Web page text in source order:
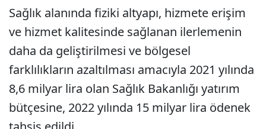
Sağlık alanında fiziki altyapı, hizmete erişim
ve hizmet kalitesinde sağlanan ilerlemenin
daha da geliştirilmesi ve bölgesel
farklılıkların azaltılması amacıyla 2021 yılında
8,6 milyar lira olan Sağlık Bakanlığı yatırım
bütçesine, 2022 yılında 15 milyar lira ödenek